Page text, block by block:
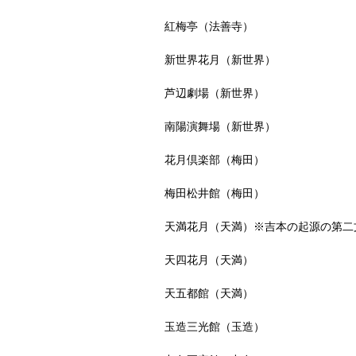
紅梅亭（法善寺）
新世界花月（新世界）
芦辺劇場（新世界）
南陽演舞場（新世界）
花月倶楽部（梅田）
梅田松井館（梅田）
天満花月（天満）※吉本の起源の第二
天四花月（天満）
天五都館（天満）
玉造三光館（玉造）